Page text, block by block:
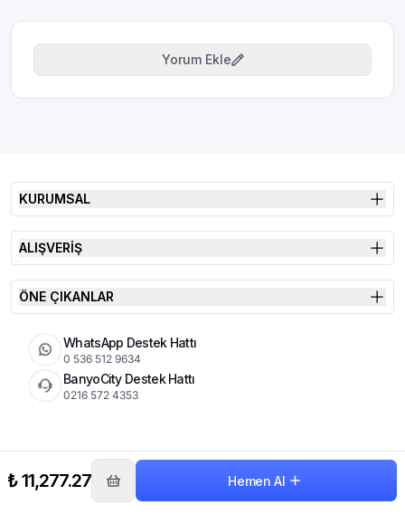
₺ 11,277.27 Hemen Al
Yorum Ekle
KURUMSAL
ALIŞVERİŞ
ÖNE ÇIKANLAR
WhatsApp Destek Hattı
0 536 512 9634
BanyoCity Destek Hattı
0216 572 4353
© 2026 Şimşek Banyo & Seramik | Tüm Hakları Saklıdır
Çerez Politikası